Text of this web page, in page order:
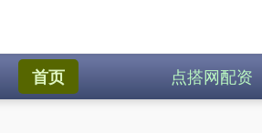
首页 点搭网配资